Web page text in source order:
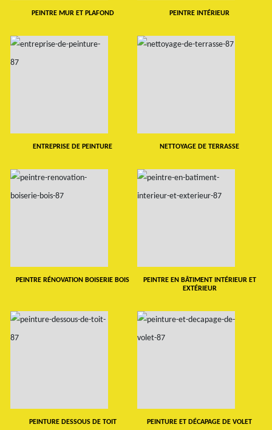
PEINTRE MUR ET PLAFOND PEINTRE INTÉRIEUR
ENTREPRISE DE PEINTURE NETTOYAGE DE TERRASSE
PEINTRE RÉNOVATION BOISERIE BOIS
PEINTRE EN BÂTIMENT INTÉRIEUR ET
EXTÉRIEUR
PEINTURE DESSOUS DE TOIT PEINTURE ET DÉCAPAGE DE VOLET